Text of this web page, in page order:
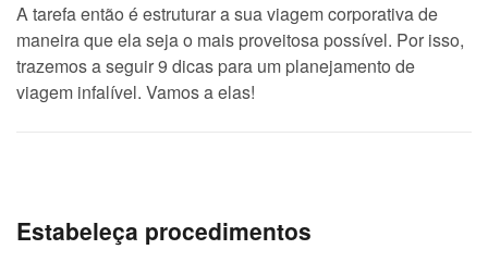
A tarefa então é estruturar a sua viagem corporativa de
maneira que ela seja o mais proveitosa possível. Por isso,
trazemos a seguir 9 dicas para um planejamento de
viagem infalível. Vamos a elas!
Estabeleça procedimentos